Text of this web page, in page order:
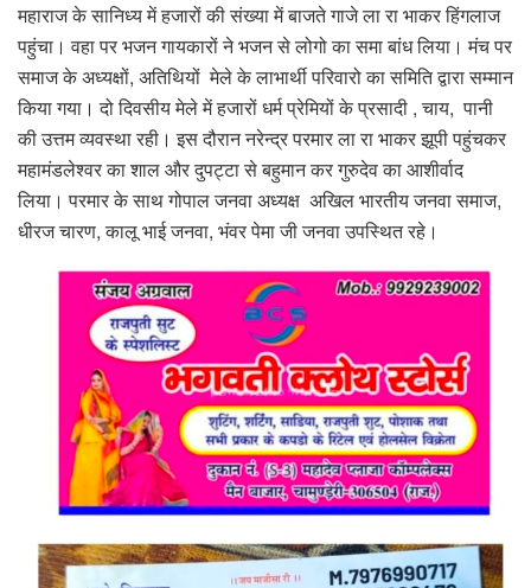
महाराज के सानिध्य में हजारों की संख्या में बाजते गाजे ला रा भाकर हिंगलाज
पहुंचा। वहा पर भजन गायकारों ने भजन से लोगो का समा बांध लिया। मंच पर
समाज के अध्यक्षों, अतिथियों मेले के लाभार्थी परिवारो का समिति द्वारा सम्मान
किया गया। दो दिवसीय मेले में हजारों धर्म प्रेमियों के प्रसादी , चाय, पानी
की उत्तम व्यवस्था रही। इस दौरान नरेन्द्र परमार ला रा भाकर झूपी पहुंचकर
महामंडलेश्वर का शाल और दुपट्टा से बहुमान कर गुरुदेव का आशीर्वाद
लिया। परमार के साथ गोपाल जनवा अध्यक्ष अखिल भारतीय जनवा समाज,
धीरज चारण, कालू भाई जनवा, भंवर पेमा जी जनवा उपस्थित रहे।